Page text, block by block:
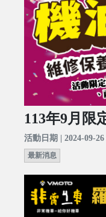
113年9月限
活動日期 | 2024-09-26
最新消息